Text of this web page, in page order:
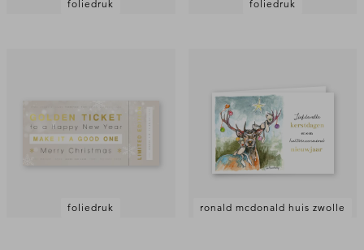
foliedruk foliedruk
foliedruk ronald mcdonald huis zwolle